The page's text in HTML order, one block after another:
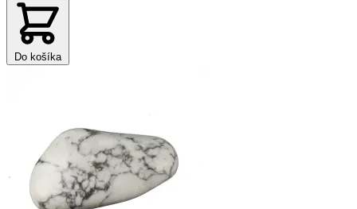
Do košíka